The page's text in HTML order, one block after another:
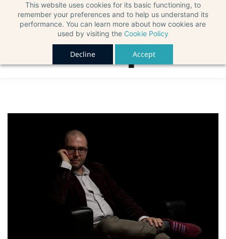
This website uses cookies for its basic functioning, to
remember your preferences and to help us understand its
performance. You can learn more about how cookies are
used by visiting the Cookie Policy
Decline Accept